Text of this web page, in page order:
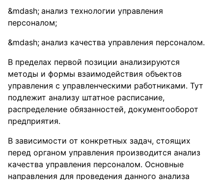
анализ технологии управления
персоналом;
анализ качества управления персоналом.
В пределах первой позиции анализируются
методы и формы взаимодействия объектов
управления с управленческими работниками. Тут
подлежит анализу штатное расписание,
распределение обязанностей, документооборот
предприятия.
В зависимости от конкретных задач, стоящих
перед органом управления производится анализ
качества управления персоналом. Основные
направления для проведения данного анализа